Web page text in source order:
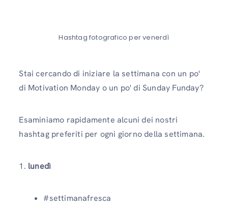
Hashtag fotografico per venerdì
Stai cercando di iniziare la settimana con un po'
di Motivation Monday o un po' di Sunday Funday?
Esaminiamo rapidamente alcuni dei nostri
hashtag preferiti per ogni giorno della settimana.
1. lunedì
#settimanafresca